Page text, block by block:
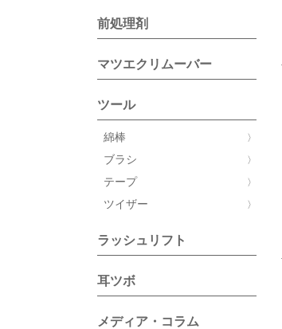
前処理剤
マツエクリムーバー
ツール
綿棒
ブラシ
テープ
ツイザー
ラッシュリフト
耳ツボ
メディア・コラム